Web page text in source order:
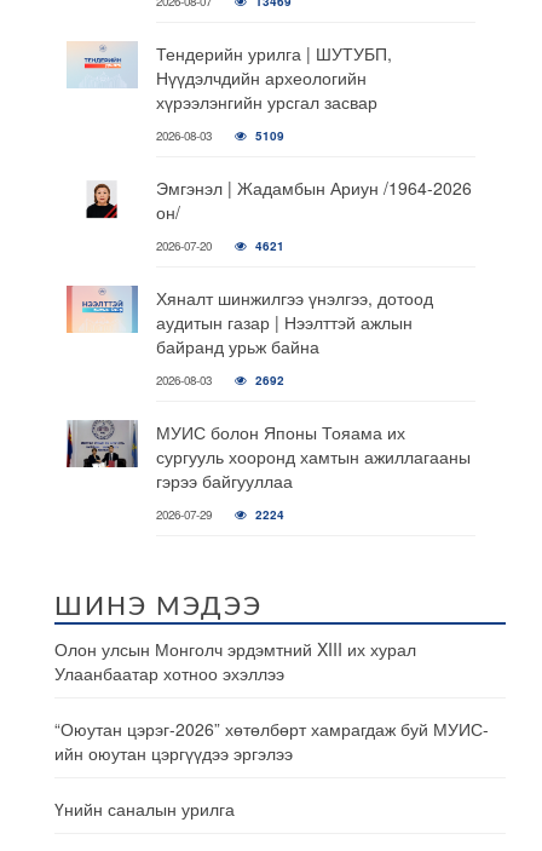
Тендерийн урилга | ШУТУБП,
Нүүдэлчдийн археологийн
хүрээлэнгийн урсгал засвар
2026-08-03 5109
Эмгэнэл | Жадамбын Ариун /1964-2026
он/
2026-07-20 4621
Хяналт шинжилгээ үнэлгээ, дотоод
аудитын газар | Нээлттэй ажлын
байранд урьж байна
2026-08-03 2692
МУИС болон Японы Тояама их
сургууль хооронд хамтын ажиллагааны
гэрээ байгууллаа
2026-07-29 2224
ШИНЭ МЭДЭЭ
Олон улсын Монголч эрдэмтний XIII их хурал
Улаанбаатар хотноо эхэллээ
“Оюутан цэрэг-2026” хөтөлбөрт хамрагдаж буй МУИС-
ийн оюутан цэргүүдээ эргэлээ
Үнийн саналын урилга